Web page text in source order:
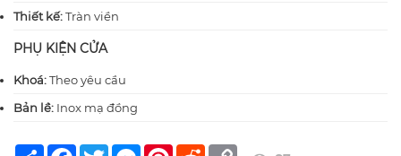
Thiết kế:Tràn viền
PHỤ KIỆN CỬA
Khoá:Theo yêu cầu
Bản lề: Inox mạ đồng
Share Facebook
TwitterMessengerPinterest
Reddit Copy